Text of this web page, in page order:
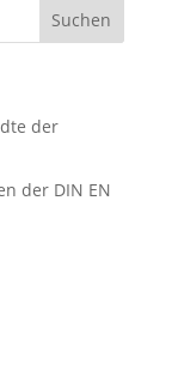
der
der DIN EN